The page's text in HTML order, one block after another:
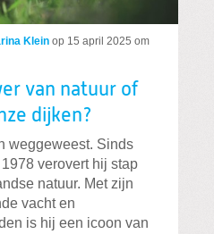
Klein op 15 april 2025 om
van natuur of
dijken?
weggeweest. Sinds
verovert hij stap
natuur. Met zijn
vacht en
is hij een icoon van